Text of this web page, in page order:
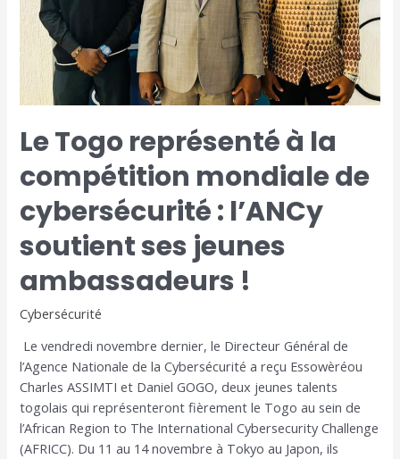
Le Togo représenté à la
compétition mondiale de
cybersécurité : l’ANCy
soutient ses jeunes
ambassadeurs !
Cybersécurité
Le vendredi novembre dernier, le Directeur Général de
l’Agence Nationale de la Cybersécurité a reçu Essowèréou
Charles ASSIMTI et Daniel GOGO, deux jeunes talents
togolais qui représenteront fièrement le Togo au sein de
l’African Region to The International Cybersecurity Challenge
(AFRICC). Du 11 au 14 novembre à Tokyo au Japon, ils
cybersécurité
l’ANCy
soutient
jeunes
ambassadeurs
!